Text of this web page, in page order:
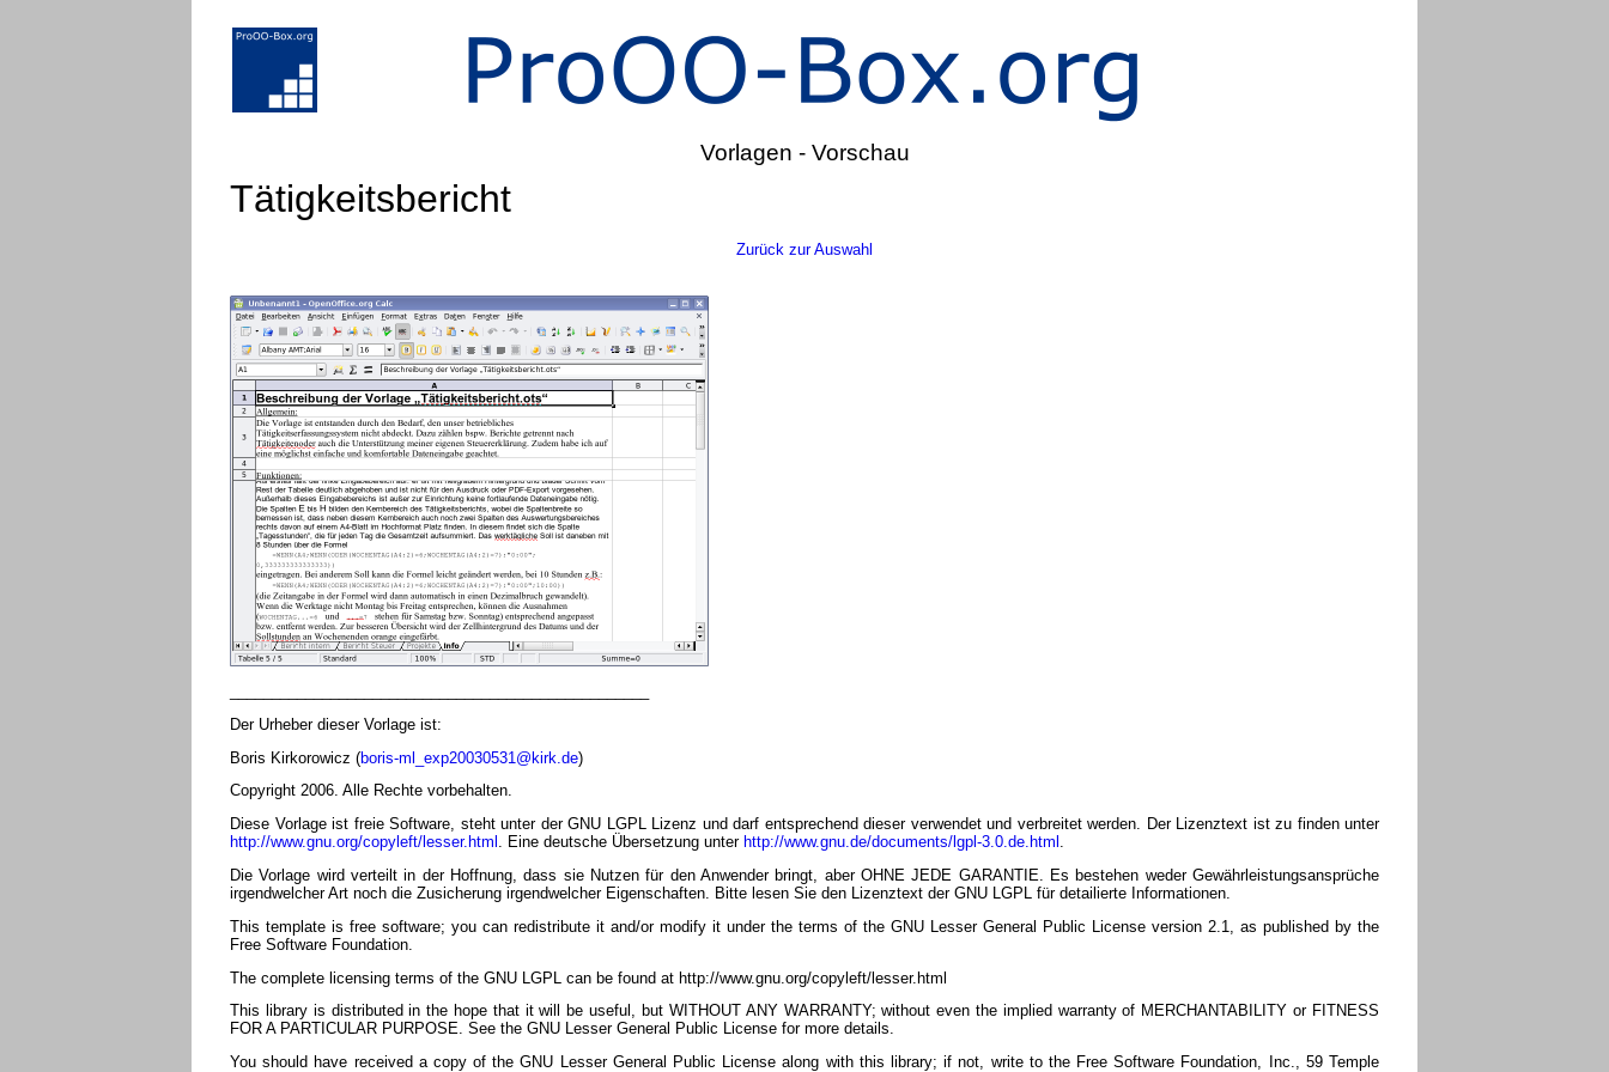
Vorlagen - Vorschau
Tätigkeitsbericht
Zurück zur Auswahl
Der Urheber dieser Vorlage ist:
Boris Kirkorowicz (boris-ml_exp20030531@kirk.de)
Copyright 2006. Alle Rechte vorbehalten.
Diese Vorlage ist freie Software, steht unter der GNU LGPL Lizenz und darf entsprechend dieser verwendet und verbreitet werden. Der Lizenztext ist zu finden unter
http://www.gnu.org/copyleft/lesser.html . Eine deutsche Übersetzung unter http://www.gnu.de/documents/lgpl-3.0.de.html .
Die Vorlage wird verteilt in der Hoffnung, dass sie Nutzen für den Anwender bringt, aber OHNE JEDE GARANTIE. Es bestehen weder Gewährleistungsansprüche
irgendwelcher Art noch die Zusicherung irgendwelcher Eigenschaften. Bitte lesen Sie den Lizenztext der GNU LGPL für detailierte Informationen.
This template is free software; you can redistribute it and/or modify it under the terms of the GNU Lesser General Public License version 2.1, as published by the
Free Software Foundation.
The complete licensing terms of the GNU LGPL can be found at http://www.gnu.org/copyleft/lesser.html
This library is distributed in the hope that it will be useful, but WITHOUT ANY WARRANTY; without even the implied warranty of MERCHANTABILITY or FITNESS
FOR A PARTICULAR PURPOSE. See the GNU Lesser General Public License for more details.
You should have received a copy of the GNU Lesser General Public License along with this library; if not, write to the Free Software Foundation, Inc., 59 Temple